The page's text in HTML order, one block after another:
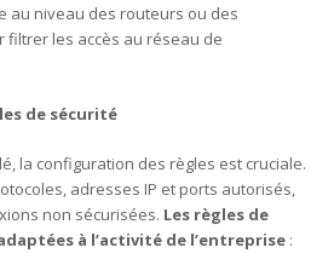
au niveau des routeurs ou des
les accès au réseau de
de sécurité
la configuration des règles est cruciale.
adresses IP et ports autorisés,
non sécurisées. Les règles de
à l’activité de l’entreprise :